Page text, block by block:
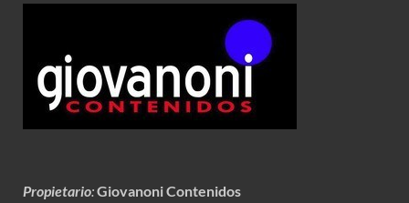
Propietario:Giovanoni Contenidos